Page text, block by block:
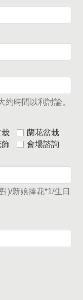
約時間以利討論。
栽
蘭花盆栽
飾
會場諮詢
)/新娘捧花*1/生日